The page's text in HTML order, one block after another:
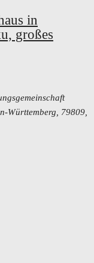
in
großes
Württemberg, 79809,